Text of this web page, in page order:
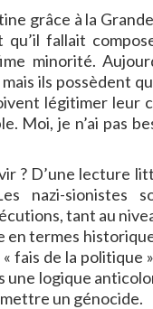
grâce à la
qu’il fallait
minorité.
ils possèdent
légitimer
Moi, je n’ai pas
? D’une lecture
nazi-
tant au
en termes
fais de la politique
une logique
un génocide.